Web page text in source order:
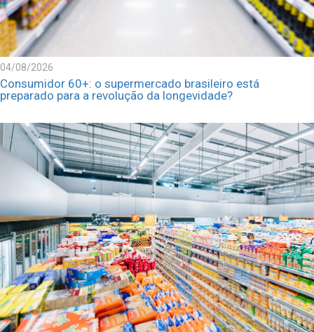
04/08/2026
Consumidor 60+: o supermercado brasileiro está
preparado para a revolução da longevidade?